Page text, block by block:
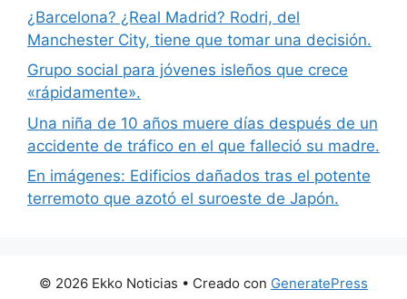
¿Barcelona? ¿Real Madrid? Rodri, del
Manchester City, tiene que tomar una decisión.
Grupo social para jóvenes isleños que crece
«rápidamente».
Una niña de 10 años muere días después de un
accidente de tráfico en el que falleció su madre.
En imágenes: Edificios dañados tras el potente
terremoto que azotó el suroeste de Japón.
© 2026 Ekko Noticias • Creado con GeneratePress